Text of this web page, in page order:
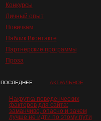
Конкурсы
Личный опыт
Новичкам
Паблик Вконтакте
Партнерские программы
Проза
ПОСЛЕДНЕЕ АКТУАЛЬНОЕ
Накрутка поведенческих
факторов для сайта:
заманчиво, опасно и зачем
лучше не идти по этому пути